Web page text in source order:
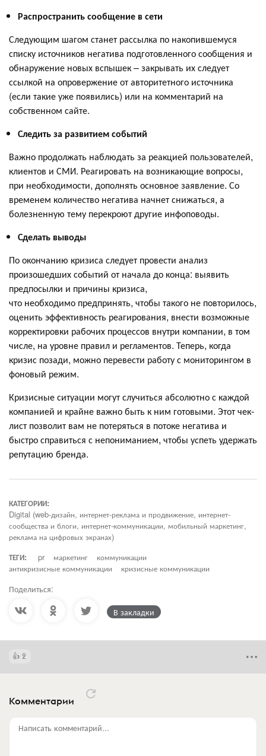
Распространить сообщение в сети
Следующим шагом станет рассылка по накопившемуся
списку источников негатива подготовленного сообщения и
обнаружение новых вспышек – закрывать их следует
ссылкой на опровержение от авторитетного источника
(если такие уже появились) или на комментарий на
собственном сайте.
Следить за развитием событий
Важно продолжать наблюдать за реакцией пользователей,
клиентов и СМИ. Реагировать на возникающие вопросы,
при необходимости, дополнять основное заявление. Со
временем количество негатива начнет снижаться, а
болезненную тему перекроют другие инфоповоды.
Сделать выводы
По окончанию кризиса следует провести анализ
произошедших событий от начала до конца: выявить
предпосылки и причины кризиса,
что необходимо предпринять, чтобы такого не повторилось,
оценить эффективность реагирования, внести возможные
корректировки рабочих процессов внутри компании, в том
числе, на уровне правил и регламентов. Теперь, когда
кризис позади, можно перевести работу с мониторингом в
фоновый режим.
Кризисные ситуации могут случиться абсолютно с каждой
компанией и крайне важно быть к ним готовыми. Этот чек-
лист позволит вам не потеряться в потоке негатива и
быстро справиться с непониманием, чтобы успеть удержать
репутацию бренда.
КАТЕГОРИИ:
Digital (web-дизайн, интернет-реклама и продвижение, интернет-
сообщества и блоги, интернет-коммуникации, мобильный маркетинг,
реклама на цифровых экранах)
ТЕГИ:
pr маркетинг
коммуникации
антикризисные коммуникации
кризисные коммуникации
Поделиться:
В закладки
2
Комментарии
Написать комментарий...